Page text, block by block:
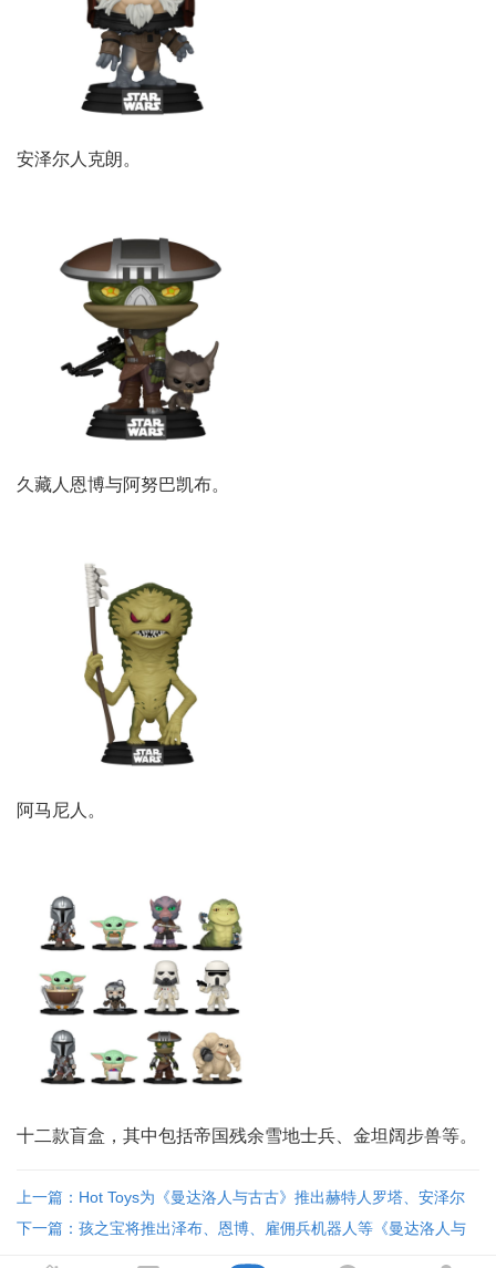
安泽尔人克朗。
久藏人恩博与阿努巴凯布。
阿马尼人。
十二款盲盒，其中包括帝国残余雪地士兵、金坦阔步兽等。
上一篇：Hot Toys为《曼达洛人与古古》推出赫特人罗塔、安泽尔
人基托等精品人偶 ...
下一篇：孩之宝将推出泽布、恩博、雇佣兵机器人等《曼达洛人与